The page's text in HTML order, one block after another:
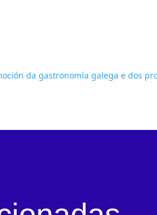
da gastronomía galega e dos